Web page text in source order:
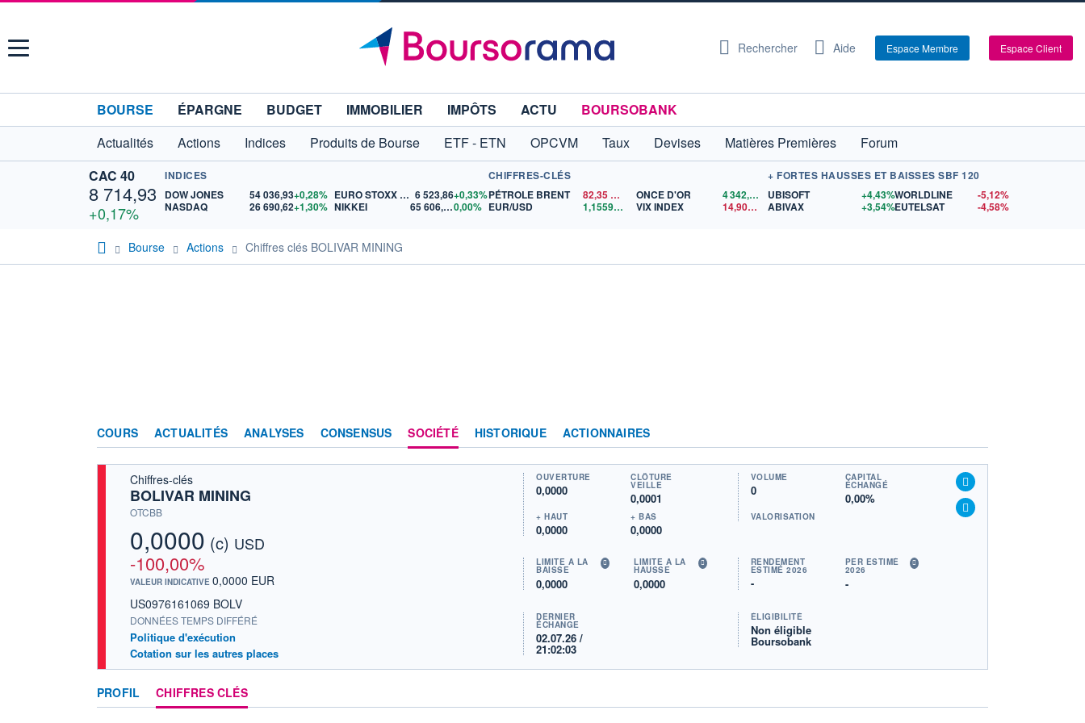
Menu Rechercher Aide Espace Membre Espace Client
BOURSE ÉPARGNE BUDGET IMMOBILIER IMPÔTS ACTU
BOURSOBANK
Actualités
Actions Indices Produits de Bourse ETF - ETN OPCVM Taux Devises Matières Premières
Forum
CAC 40
8 714,93
+0,17%
INDICES
DOW JONES
54 036,93+0,28%
NASDAQ
26 690,62+1,30%
EURO STOXX 50 6 523,86+0,33%
NIKKEI
65 606,710,00%
CHIFFRES-CLÉS
PÉTROLE BRENT
82,35
EUR/USD
1,1559
$US
ONCE D'OR 4 342,26
$US
VIX INDEX
14,90
$US
+ FORTES HAUSSES ET BAISSES SBF 120
UBISOFT
+4,43%
ABIVAX
+3,54%
WORLDLINE
-5,12%
EUTELSAT
-4,58%
Bourse Actions Chiffres clés BOLIVAR MINING
COURS ACTUALITÉS ANALYSES CONSENSUS SOCIÉTÉ HISTORIQUE ACTIONNAIRES
Chiffres-clés
BOLIVAR MINING
OTCBB
0,0000 (c) USD
-100,00%
VALEUR INDICATIVE 0,0000 EUR
US0976161069 BOLV
DONNÉES TEMPS DIFFÉRÉ
Politique d'exécution
Cotation sur les autres places
OUVERTURE
0,0000
CLÔTURE
VEILLE
0,0001
+ HAUT
0,0000
+ BAS
0,0000
VOLUME
0
CAPITAL
ÉCHANGÉ
0,00%
VALORISATION
LIMITE À LA
BAISSE
0,0000
LIMITE À LA
HAUSSE
0,0000
RENDEMENT
ESTIMÉ 2026
-
PER ESTIMÉ
2026
-
DERNIER
ÉCHANGE
02.07.26 /
21:02:03
ÉLIGIBILITÉ
Non éligible
Boursobank
PROFIL CHIFFRES CLÉS